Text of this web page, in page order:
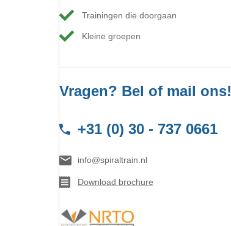
Trainingen die doorgaan
Kleine groepen
Vragen? Bel of mail ons!
+31 (0) 30 - 737 0661
info@spiraltrain.nl
Download brochure